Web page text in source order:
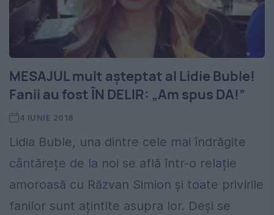
MESAJUL mult așteptat al Lidie Buble!
Fanii au fost ÎN DELIR: „Am spus DA!”
4 IUNIE 2018
Lidia Buble, una dintre cele mai îndrăgite
cântărețe de la noi se află într-o relație
amoroasă cu Răzvan Simion și toate privirile
fanilor sunt ațintite asupra lor. Deși se